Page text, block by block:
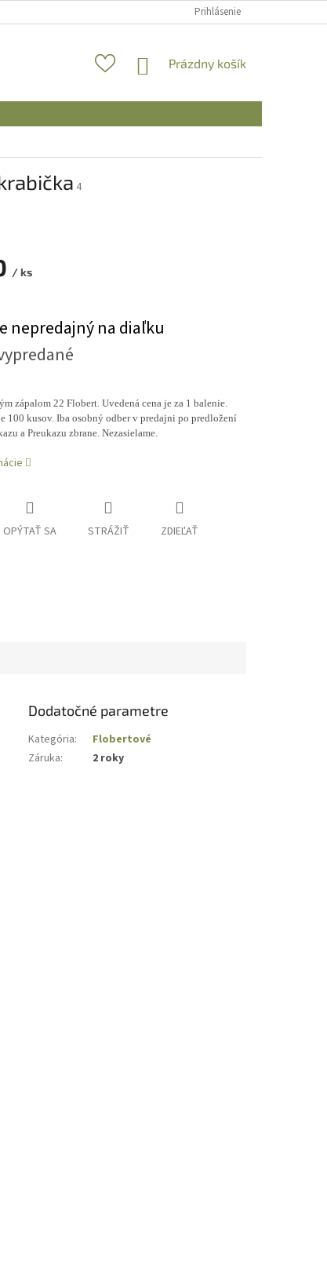
Prihlásenie
NÁKUPNÝ
Prázdny košík
4
/ ks
nepredajný na diaľku
zápalom 22 Flobert. Uvedená cena je za 1 balenie.
100 kusov. Iba osobný odber v predajni po predložení
a Preukazu zbrane. Nezasielame.
OPÝTAŤ SA STRÁŽIŤ ZDIEĽAŤ
Dodatočné parametre
Kategória:
Flobertové
Záruka: 2 roky